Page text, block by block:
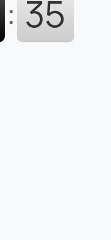
: 36